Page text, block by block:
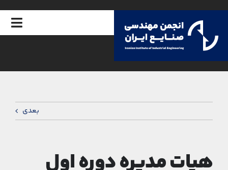
خانه
امور اعضا بعدی
هیات مدیره دوره اول